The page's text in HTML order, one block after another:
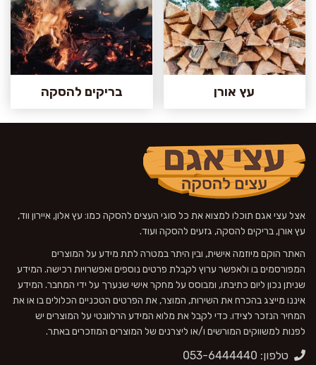
עץ אורן בריקים להסקה
אצל עצי אגם תוכלו למצוא את כל סוגי העצים להסקה כמו: עץ אלון, איירון ווד,
עץ אורן, בריקים להסקה, גזעים להסקה ועוד.
האתר הוקם מיוזמה אישית, ובין היתר במטרה לתת מידע על המוצרים
המפורסמים בו ולאפשר ערוץ לקבלת פרטים נוספים ואפשרויות רכישה. המידע
שניתן נכון ליום כתיבתו, ומבוסס על מחקר אישי שנערך על ידי המחבר. המידע
איננו מייצג בהכרח את השירות, המוצר, את הפרטים הטכניים הכלולים בו או את
המחיר הנזכר לצידו. כדי לקבל את מלוא המידע הרלוונטי על המוצרים יש
לפנות למשווקים המורשים ו/או ליצרנים של המוצרים המוזכרים באתר.
טלפון: 053-6444440